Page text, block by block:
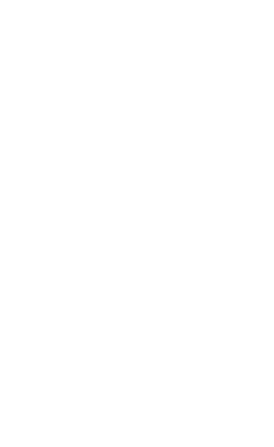
Adapter la charge de travail et la fixation
Activer le bon réseau d’acteurs
et se concerter avec les acteurs
Intégrer les structures d’accompagnement
Module 7 : Rester en veille, suivre le